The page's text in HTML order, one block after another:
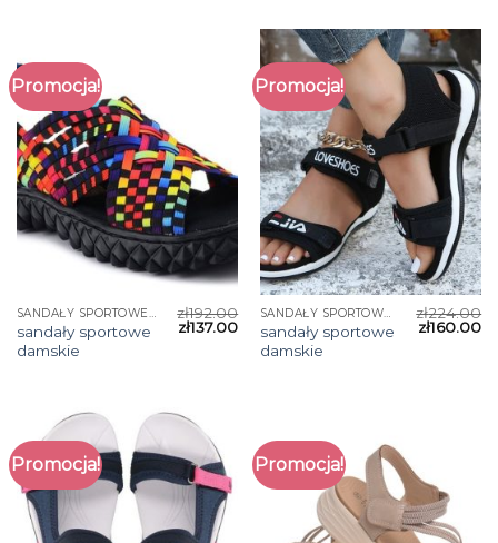
Promocja!
SANDAŁY SPORTOWE DAMSKIE
sandały sportowe
damskie
zł192.00
zł137.00
Promocja!
SANDAŁY SPORTOWE DAMSKIE
sandały sportowe
damskie
zł224.00
zł160.00
Promocja! Promocja!